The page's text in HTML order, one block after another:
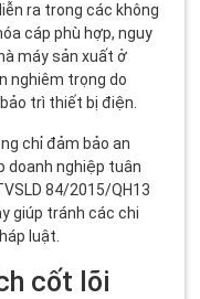
ra trong các không
cáp phù hợp, nguy
máy sản xuất ở
nghiêm trọng do
trì thiết bị điện.
chỉ đảm bảo an
doanh nghiệp tuân
84/2015/QH13
giúp tránh các chi
luật.
cốt lõi